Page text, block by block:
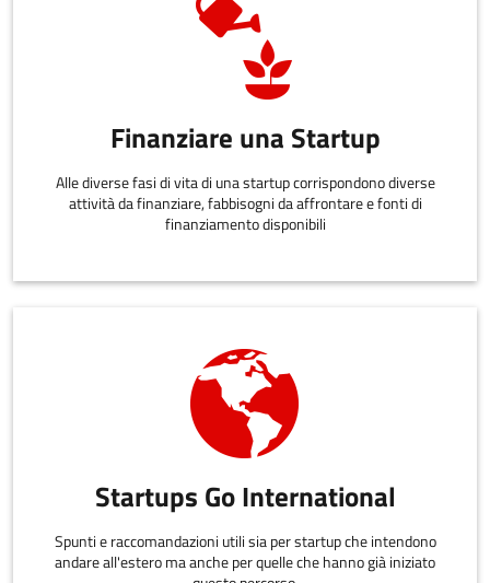
Finanziare una Startup
Alle diverse fasi di vita di una startup corrispondono diverse
attività da finanziare, fabbisogni da affrontare e fonti di
finanziamento disponibili
Startups Go International
Spunti e raccomandazioni utili sia per startup che intendono
andare all'estero ma anche per quelle che hanno già iniziato